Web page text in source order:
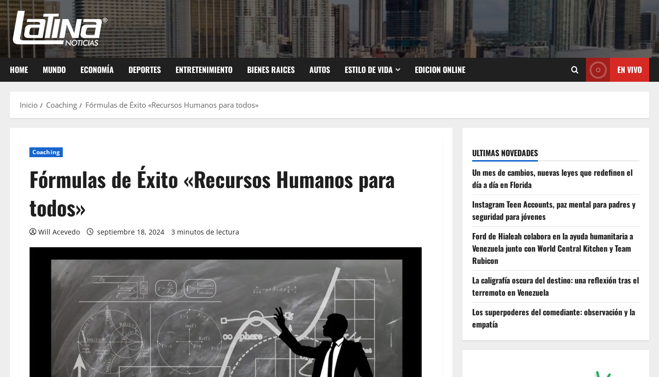
HOME MUNDO ECONOMÍA DEPORTES ENTRETENIMIENTO BIENES RAICES AUTOS ESTILO DE VIDA EDICION ONLINE EN VIVO
Inicio Coaching Fórmulas de Éxito «Recursos Humanos para todos»
Coaching
Fórmulas de Éxito «Recursos Humanos para
todos»
Will Acevedo septiembre 18, 2024 3 minutos de lectura
ULTIMAS NOVEDADES
Un mes de cambios, nuevas leyes que redefinen el
día a día en Florida
Instagram Teen Accounts, paz mental para padres y
seguridad para jóvenes
Ford de Hialeah colabora en la ayuda humanitaria a
Venezuela junto con World Central Kitchen y Team
Rubicon
La caligrafía oscura del destino: una reflexión tras el
terremoto en Venezuela
Los superpoderes del comediante: observación y la
empatía